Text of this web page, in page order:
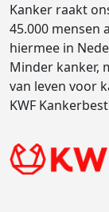
Kanker raakt
45.000 mensen
hiermee in
Minder kanker,
van leven voor
KWF